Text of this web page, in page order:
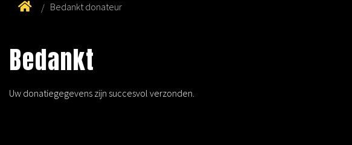
Bedankt donateur
Bedankt
Uw donatiegegevens zijn succesvol verzonden.